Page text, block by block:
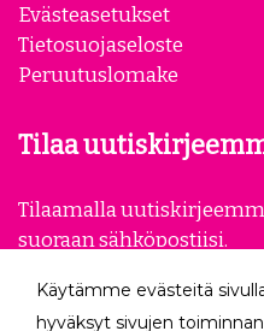
Evästeasetukset
Tietosuojaseloste
Peruutuslomake
Tilaa
Tilaamalla
suoraan sähköpostiisi.
Käytämme evästeitä
hyväksyt sivujen